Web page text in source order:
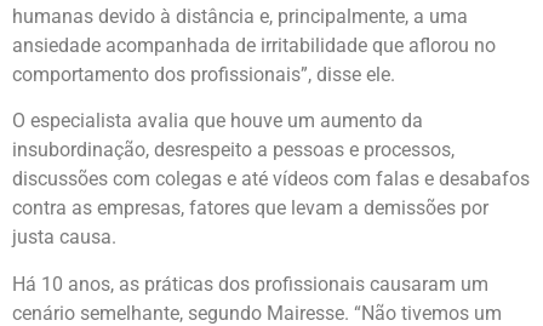
humanas devido à distância e, principalmente, a uma
ansiedade acompanhada de irritabilidade que aflorou no
comportamento dos profissionais”, disse ele.
O especialista avalia que houve um aumento da
insubordinação, desrespeito a pessoas e processos,
discussões com colegas e até vídeos com falas e desabafos
contra as empresas, fatores que levam a demissões por
justa causa.
Há 10 anos, as práticas dos profissionais causaram um
cenário semelhante, segundo Mairesse. “Não tivemos um